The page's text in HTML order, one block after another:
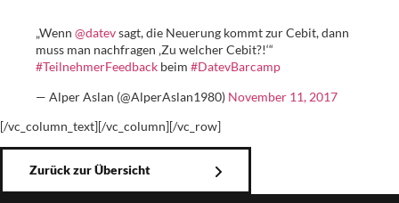
„Wenn @datevsagt, die Neuerung kommt zur Cebit, dann
muss man nachfragen ‚Zu welcher Cebit?!‘“
#TeilnehmerFeedback beim #DatevBarcamp
— Alper Aslan (@AlperAslan1980) November 11, 2017
[/vc_column_text][/vc_column][/vc_row]
Zurück zur Übersicht